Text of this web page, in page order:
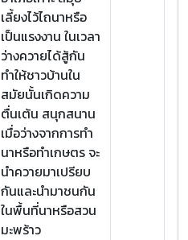
เลี้ยงไว้ไถนาหรือ
เป็นแรงงาน ในเวลา
ว่างควายได้สู้กัน
ทำให้ชาวบ้านใน
สมัยนั้นเกิดความ
ตื่นเต้น สนุกสนาน
เมื่อว่างจากการทำ
นาหรือทำเกษตร จะ
นำควายมาเปรียบ
กันและนำมาชนกัน
ในพื้นที่นาหรือสวน
มะพร้าว